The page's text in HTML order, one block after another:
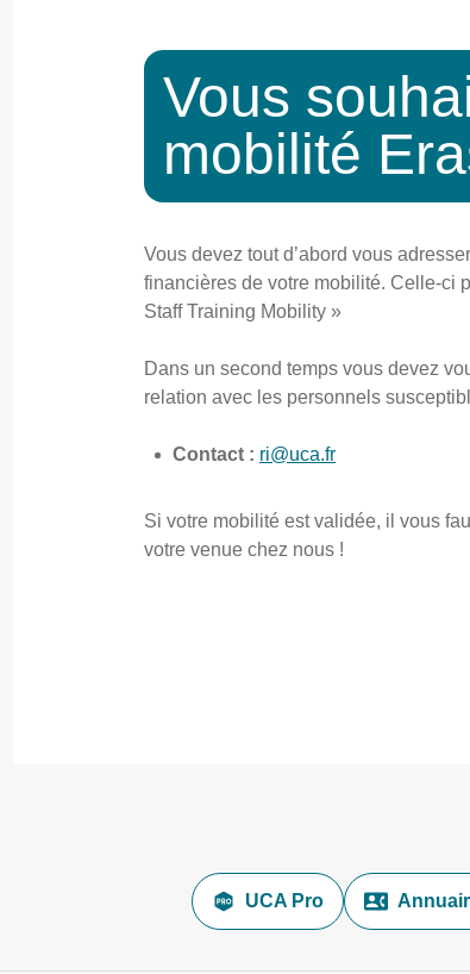
Vous
mobilité
Vous devez tout d’abord vous
financières de votre mobilité. Celle-ci
Staff Training Mobility »
Dans un second temps vous devez
relation avec les personnels
Contact : ri@uca.fr
Si votre mobilité est validée, il vous
votre venue chez nous !
UCA Pro